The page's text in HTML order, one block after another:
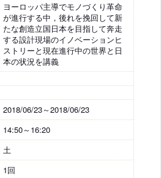
ヨーロッパ主導でモノづくり革命
が進行する中，後れを挽回して新
たな創造立国日本を目指して奔走
する設計現場のイノベーションヒ
ストリーと現在進行中の世界と日
本の状況を講義
2018/06/23～2018/06/23
14:50～16:20
土
1回